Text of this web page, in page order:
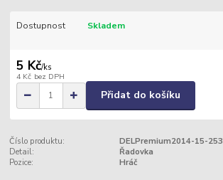
Dostupnost Skladem
5 Kč/ks
4 Kč bez DPH
Přidat do košíku
Číslo produktu:
DELPremium2014-15-253
Detail:
Řadovka
Pozice:
Hráč